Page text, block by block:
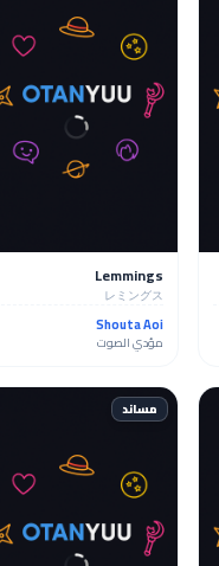
Lemmings
レミングス
Shouta Aoi
مؤدي الصوت
مساند